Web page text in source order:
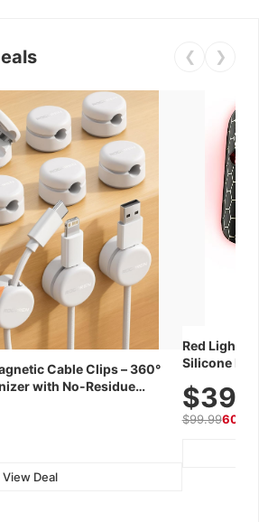
❮ ❯
Cable Clips – 360°
with No-Residue
View Deal
Red Light
Silicone
$99.9960%